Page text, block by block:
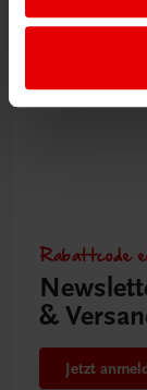
Rabattcode
&
Jetzt